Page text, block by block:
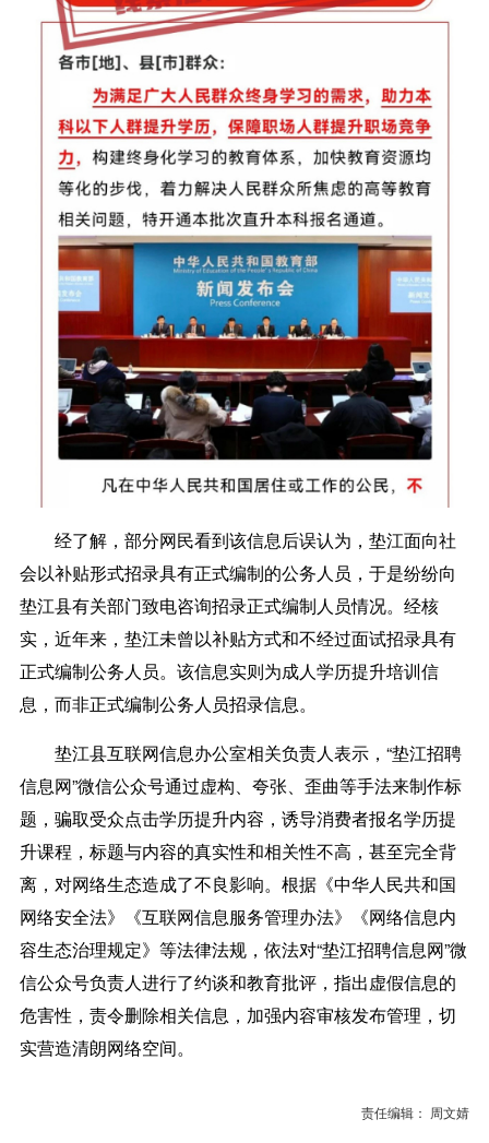
经了解，部分网民看到该信息后误认为，垫江面向社
会以补贴形式招录具有正式编制的公务人员，于是纷纷向
垫江县有关部门致电咨询招录正式编制人员情况。经核
实，近年来，垫江未曾以补贴方式和不经过面试招录具有
正式编制公务人员。该信息实则为成人学历提升培训信
息，而非正式编制公务人员招录信息。
垫江县互联网信息办公室相关负责人表示，“垫江招聘
信息网”微信公众号通过虚构、夸张、歪曲等手法来制作标
题，骗取受众点击学历提升内容，诱导消费者报名学历提
升课程，标题与内容的真实性和相关性不高，甚至完全背
离，对网络生态造成了不良影响。根据《中华人民共和国
网络安全法》《互联网信息服务管理办法》《网络信息内
容生态治理规定》等法律法规，依法对“垫江招聘信息网”微
信公众号负责人进行了约谈和教育批评，指出虚假信息的
危害性，责令删除相关信息，加强内容审核发布管理，切
实营造清朗网络空间。
责任编辑： 周文婧